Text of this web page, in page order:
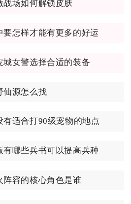
战场如何解锁皮肤
要怎样才能有更多的好运
城女警选择合适的装备
仙源怎么找
有适合打90级宠物的地点
有哪些兵书可以提高兵种
阵容的核心角色是谁